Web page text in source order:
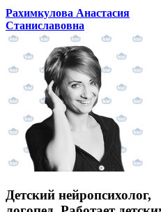
Рахимкулова Анастасия
Станиславовна
Детский нейропсихолог,